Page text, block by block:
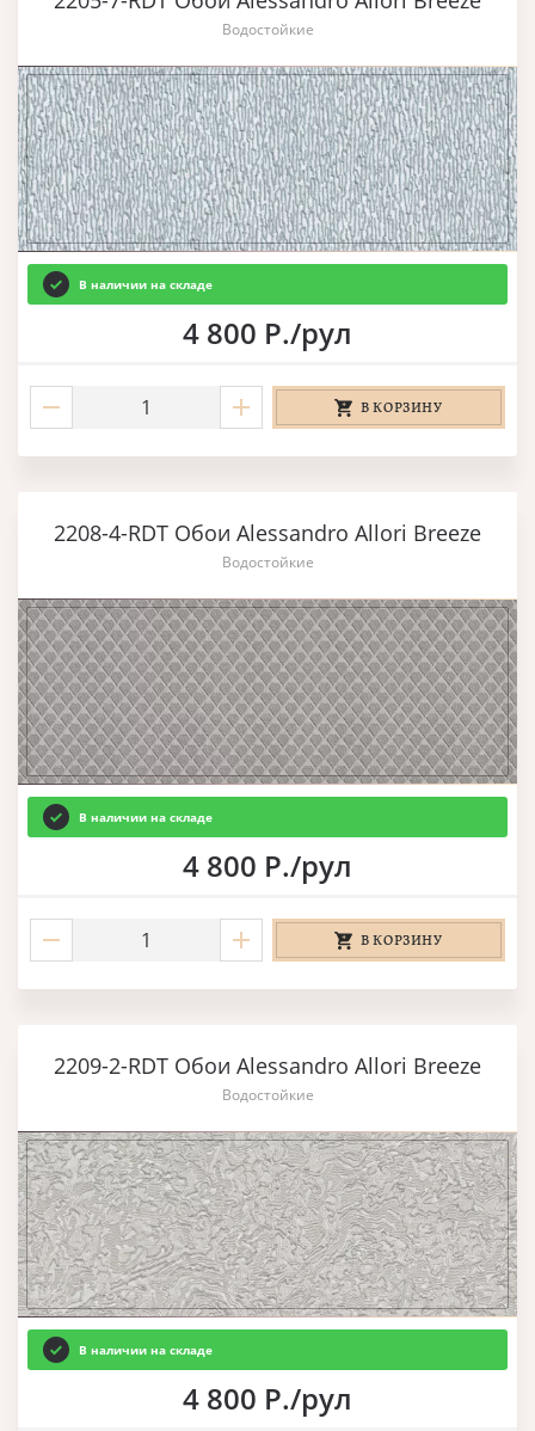
Водостойкие
В наличии на складе
4 800 Р./рул
В КОРЗИНУ
2208-4-RDT Обои Alessandro Allori Breeze
Водостойкие
В наличии на складе
4 800 Р./рул
В КОРЗИНУ
2209-2-RDT Обои Alessandro Allori Breeze
Водостойкие
В наличии на складе
4 800 Р./рул